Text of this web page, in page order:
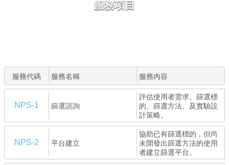
服務項目
服務代碼 服務名稱 服務內容
NPS-1 篩選諮詢
評估使用者需求、篩選標
的、篩選方法、及實驗設
計策略。
NPS-2 平台建立
協助已有篩選標的，但尚
未開發出篩選方法的使用
者建立篩選平台。